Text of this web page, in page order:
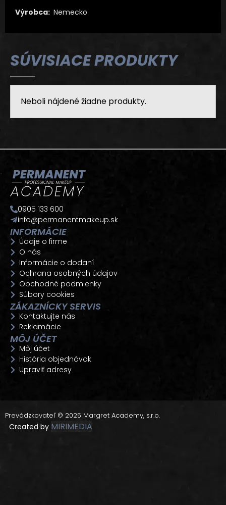
Výrobca: Nemecko
SÚVISIACE PRODUKTY
Neboli nájdené žiadne produkty.
0905 133 600
info@permanentmakeup.sk
INFORMÁCIE
Údaje o firme
O nás
Informácie o dodaní
Ochrana osobných údajov
Obchodné podmienky
Súbory cookies
ZÁKAZNÍCKY SERVIS
Kontaktujte nás
Reklamácie
MÔJ ÚČET
Môj účet
História objednávok
Upraviť adresy
Prevádzkovateľ © 2025 Margret Academy, s.r.o.
Created by MIRIMEDIA